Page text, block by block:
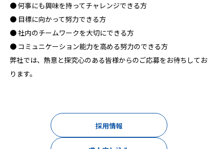
● 何事にも興味を持ってチャレンジできる方
● 目標に向かって努力できる方
● 社内のチームワークを大切にできる方
● コミュニケーション能力を高める努力のできる方
弊社では、熱意と探究心のある皆様からのご応募をお待ちしてお
ります。
採用情報